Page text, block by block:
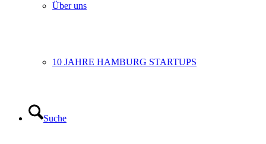
Über uns
10 JAHRE HAMBURG STARTUPS
Suche